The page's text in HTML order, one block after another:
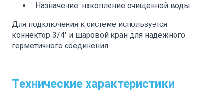
Назначение: накопление очищенной воды
Для подключения к системе используется
коннектор 3/4" и шаровой кран для надёжного
герметичного соединения.
Технические характеристики